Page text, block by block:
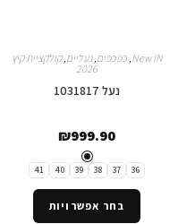
New IN
,כפכפים ,נעליים ,קולקציית קיץ
2026
נעל 1031817
₪999.90
36
37
38
39
40
41
בחר אפשרויות